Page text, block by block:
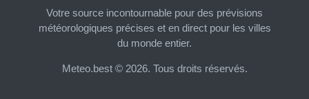
Votre source incontournable pour des prévisions
météorologiques précises et en direct pour les villes
du monde entier.
Meteo.best © 2026. Tous droits réservés.